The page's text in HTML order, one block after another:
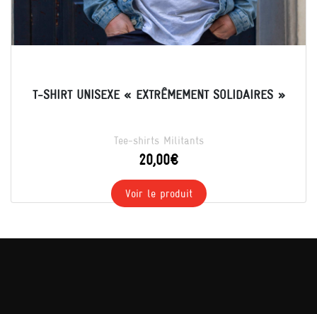
T-SHIRT UNISEXE « EXTRÊMEMENT SOLIDAIRES »
Tee-shirts Militants
20,00€
Voir le produit